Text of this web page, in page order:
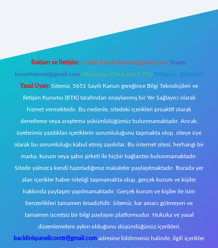
Reklam ve İletişim: E-mail: backlinkpaneli@gmail.com Teams:
forumhizmeti@gmail.com Whatsapp: 0262 606 0 726 Telegram: @karabul
Yasal Uyarı: Sitemiz, 5651 Sayılı Kanun gereğince Bilgi Teknolojileri ve
İletişim Kurumu (BTK) tarafından onaylanmış bir Yer Sağlayıcı olarak
hizmet vermektedir. Bu nedenle, sitedeki içerikleri proaktif olarak
denetleme veya araştırma yükümlülüğümüz bulunmamaktadır. Ancak,
üyelerimiz yazdıkları içeriklerin sorumluluğunu taşımakta olup, siteye üye
olarak bu sorumluluğu kabul etmiş sayılırlar. Bu internet sitesi, herhangi bir
marka, kurum veya şahıs şirketi ile hiçbir bağlantısı bulunmamaktadır.
Sitede yalnızca kendi hazırladığımız makaleler paylaşılmaktadır. Burada yer
alan içerikler haber niteliği taşımamakta olup, gerçek kurum ve kişiler
hakkında paylaşım yapılmamaktadır. Gerçek kurum ve kişiler ile isim
benzerlikleri tamamen tesadüfidir. Sitemiz, kar amacı gütmeyen ve
tamamen ücretsiz bir bilgi paylaşım platformudur. Hukuka ve yasal
düzenlemelere aykırı olduğunu düşündüğünüz içerikleri,
backlinkpanelicomtr@gmail.com adresine bildirmeniz halinde, ilgili içerikler